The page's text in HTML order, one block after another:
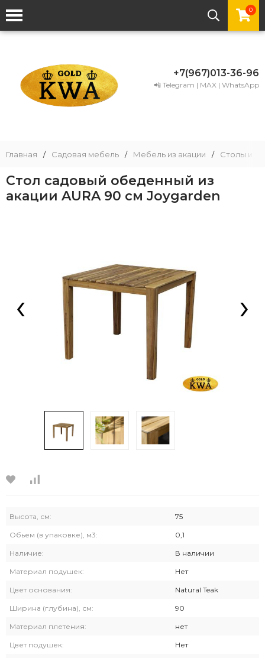
0
+7(967)013-36-96
📲 Telegram | MAX | WhatsApp
Главная / Садовая мебель / Мебель из акации / Столы из
Стол садовый обеденный из
акации AURA 90 см Joygarden
‹ ›
Высота, см: 75
Обьем (в упаковке), м3: 0,1
Наличие: В наличии
Материал подушек: Нет
Цвет основания: Natural Teak
Ширина (глубина), см: 90
Материал плетения: нет
Цвет подушек: Нет